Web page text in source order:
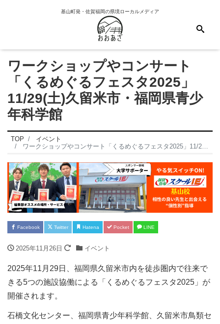
基山町発・佐賀福岡の県境ローカルメディア
ワークショップやコンサート
「くるめぐるフェスタ2025」
11/29(土)久留米市・福岡県青少
年科学館
TOP
イベント
ワークショップやコンサート「くるめぐるフェスタ2025」11/29(土)久留米市・福岡県青少年科学館
Facebook Twitter Hatena Pocket LINE
2025年11月26日 イベント
2025年11月29日、福岡県久留米市内を徒歩圏内で往来で
きる5つの施設協働による「くるめぐるフェスタ2025」が
開催されます。
石橋文化センター、福岡県青少年科学館、久留米市鳥類セ